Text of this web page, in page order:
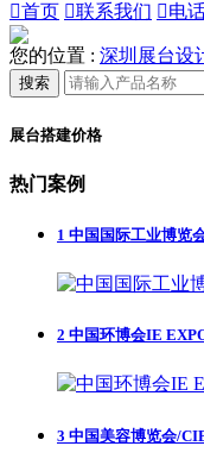
首页 联系我们 电
您的位置 : 深圳展台设
搜索
展台搭建价格
热门案例
1 中国国际工业博览
2 中国环博会IE
3 中国美容博览会/